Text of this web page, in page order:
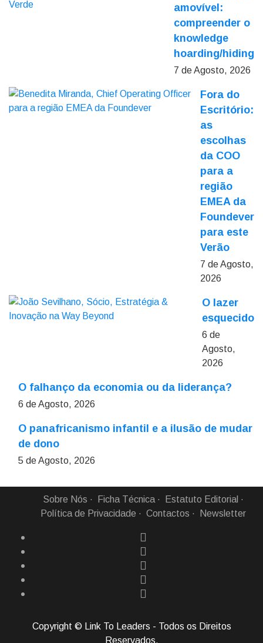
amovível:
compreender o
knowledge
hoarding/hiding
7 de Agosto, 2026
Fora do
Escritório:
as
escolhas
da COO
para a
região
EMEA da
Foundever
para este
Verão
7 de Agosto,
2026
O lazer
esquecido
6 de
Agosto,
2026
O falhanço da economia ou da liderança?
6 de Agosto, 2026
O panafricanismo infantil e a ilusão de mudar
de dono
5 de Agosto, 2026
Sobre Nós Ficha Técnica
Estatuto Editorial
Política de Privacidade
Contactos Newsletter
Copyright © Link To Leaders - Todos os Direitos
Reservados.